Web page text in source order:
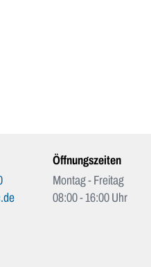
Öffnungszeiten
Montag - Freitag
08:00 - 16:00 Uhr